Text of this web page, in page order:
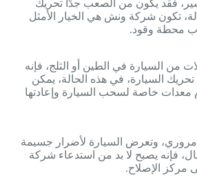
السير، فقد يكون من الصعب جدًا تحريك
تكون شركة ونش هي الخيار الأمثل
محطة وقود.
من السيارة في الطين أو الثلج، فإنه
السيارة، في هذه الحالة، يمكن
خاصة لسحب السيارة وإعادتها
وتعرض السيارة لأضرار جسيمة
فإنه يصبح لا بد من استدعاء شركة
مركز الإصلاح.